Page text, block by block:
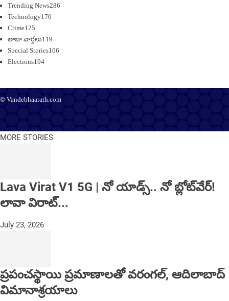
Trending News286
Technology170
Crime125
తాజా వార్తలు119
Special Stories106
Elections104
© Vandebhaarath.com
MORE STORIES
Lava Virat V1 5G | నో యాడ్స్.. నో బ్లోట్‌వేర్!
లావా విరాట్...
July 23, 2026
ప్రపంచస్థాయి ప్రమాణాలతో వరంగల్, ఆదిలాబాద్
విమానాశ్రయాలు